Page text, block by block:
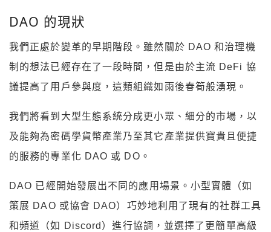
DAO 的現狀
我們正處於變革的早期階段。雖然關於 DAO 和治理機
制的想法已經存在了一段時間，但是由於主流 DeFi 協
議提高了用戶參與度，這類組織如雨後春筍般湧現。
我們將看到大型生態系統分成更小眾、細分的市場，以
及能夠為密碼學貨幣產業乃至其它產業提供寶貴且便捷
的服務的專業化 DAO 或 DO。
DAO 已經開始發展出不同的應用場景。小型實體（如
策展 DAO 或協會 DAO）巧妙地利用了現有的社群工具
和頻道（如 Discord）進行協調，並選擇了更簡單高級